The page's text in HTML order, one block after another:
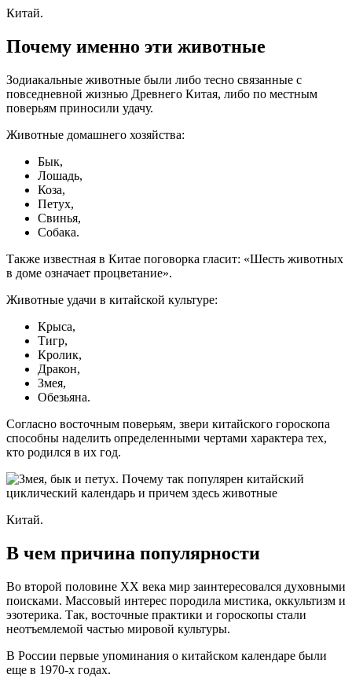
Китай.
Почему именно эти животные
Зодиакальные животные были либо тесно связанные с
повседневной жизнью Древнего Китая, либо по местным
поверьям приносили удачу.
Животные домашнего хозяйства:
Бык,
Лошадь,
Коза,
Петух,
Свинья,
Собака.
Также известная в Китае поговорка гласит: «Шесть животных
в доме означает процветание».
Животные удачи в китайской культуре:
Крыса,
Тигр,
Кролик,
Дракон,
Змея,
Обезьяна.
Согласно восточным поверьям, звери китайского гороскопа
способны наделить определенными чертами характера тех,
кто родился в их год.
Китай.
В чем причина популярности
Во второй половине XX века мир заинтересовался духовными
поисками. Массовый интерес породила мистика, оккультизм и
эзотерика. Так, восточные практики и гороскопы стали
неотъемлемой частью мировой культуры.
В России первые упоминания о китайском календаре были
еще в 1970-х годах.